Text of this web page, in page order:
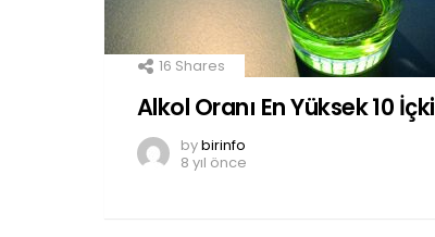
16 Shares
Alkol Oranı En Yüksek 10 İçki
bybirinfo
8 yıl önce